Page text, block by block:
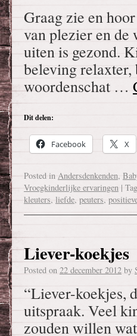
Graag zie en
van plezier en de
uiten is gezond.
beleving relaxter,
woordenschat …
Dit delen:
Facebook X
Posted in Andersdenkenden,
Vroegkinderlijke ervaringen |
kleuters, liefde, peuters,
Liever-koekjes
Posted on 22 december 2012 by
“Liever-koekjes,
uitspraak. Veel
zouden willen